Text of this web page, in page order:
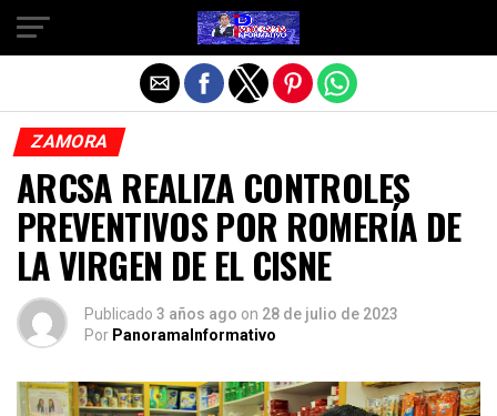
ZAMORA
ARCSA REALIZA CONTROLES
PREVENTIVOS POR ROMERÍA DE
LA VIRGEN DE EL CISNE
Publicado 3 años ago on 28 de julio de 2023
Por PanoramaInformativo
Salir de la versión móvil